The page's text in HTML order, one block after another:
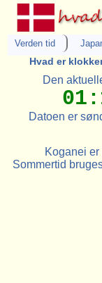
Verden tid
Hvad er
Den
Datoen er
Koganei
Sommertid